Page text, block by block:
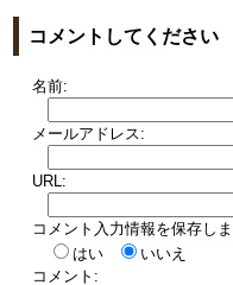
コメントしてください
名前:
メールアドレス:
URL:
コメント入力情報を保存し
はい
いいえ
コメント: